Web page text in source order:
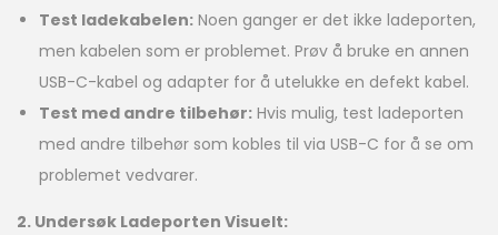
Test ladekabelen: Noen ganger er det ikke ladeporten,
men kabelen som er problemet. Prøv å bruke en annen
USB-C-kabel og adapter for å utelukke en defekt kabel.
Test med andre tilbehør: Hvis mulig, test ladeporten
med andre tilbehør som kobles til via USB-C for å se om
problemet vedvarer.
2. Undersøk Ladeporten Visuelt: